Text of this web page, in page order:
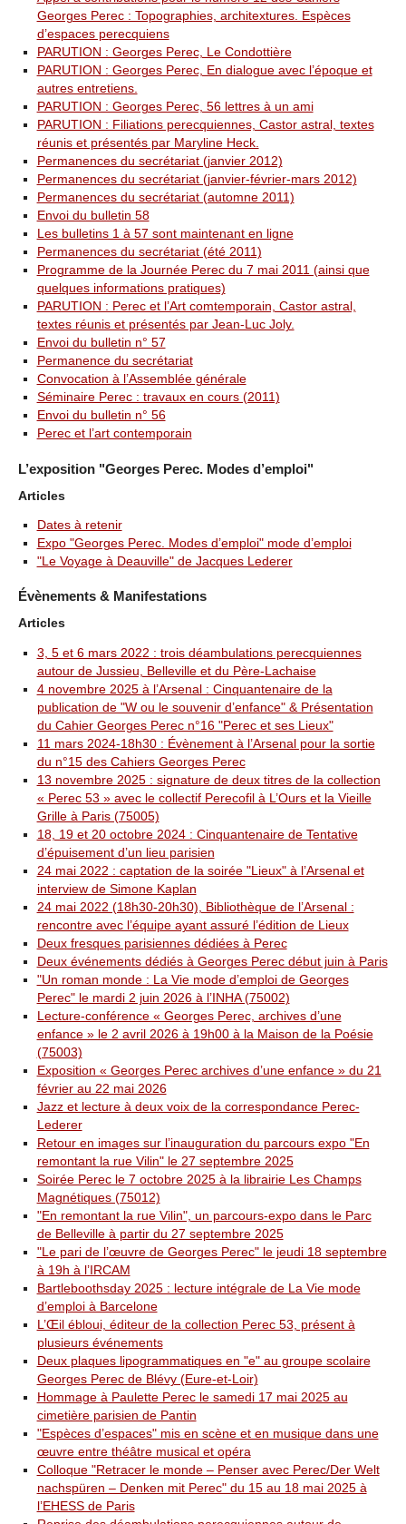
Georges Perec : Topographies, architextures. Espèces
d’espaces perecquiens
PARUTION : Georges Perec, Le Condottière
PARUTION : Georges Perec, En dialogue avec l’époque et
autres entretiens.
PARUTION : Georges Perec, 56 lettres à un ami
PARUTION : Filiations perecquiennes, Castor astral, textes
réunis et présentés par Maryline Heck.
Permanences du secrétariat (janvier 2012)
Permanences du secrétariat (janvier-février-mars 2012)
Permanences du secrétariat (automne 2011)
Envoi du bulletin 58
Les bulletins 1 à 57 sont maintenant en ligne
Permanences du secrétariat (été 2011)
Programme de la Journée Perec du 7 mai 2011 (ainsi que
quelques informations pratiques)
PARUTION : Perec et l’Art comtemporain, Castor astral,
textes réunis et présentés par Jean-Luc Joly.
Envoi du bulletin n° 57
Permanence du secrétariat
Convocation à l’Assemblée générale
Séminaire Perec : travaux en cours (2011)
Envoi du bulletin n° 56
Perec et l’art contemporain
L’exposition "Georges Perec. Modes d’emploi"
Articles
Dates à retenir
Expo "Georges Perec. Modes d’emploi" mode d’emploi
"Le Voyage à Deauville" de Jacques Lederer
Évènements & Manifestations
Articles
3, 5 et 6 mars 2022 : trois déambulations perecquiennes
autour de Jussieu, Belleville et du Père-Lachaise
4 novembre 2025 à l’Arsenal : Cinquantenaire de la
publication de "W ou le souvenir d’enfance" & Présentation
du Cahier Georges Perec n°16 "Perec et ses Lieux"
11 mars 2024-18h30 : Évènement à l’Arsenal pour la sortie
du n°15 des Cahiers Georges Perec
13 novembre 2025 : signature de deux titres de la collection
« Perec 53 » avec le collectif Perecofil à L’Ours et la Vieille
Grille à Paris (75005)
18, 19 et 20 octobre 2024 : Cinquantenaire de Tentative
d’épuisement d’un lieu parisien
24 mai 2022 : captation de la soirée "Lieux" à l’Arsenal et
interview de Simone Kaplan
24 mai 2022 (18h30-20h30), Bibliothèque de l’Arsenal :
rencontre avec l’équipe ayant assuré l’édition de Lieux
Deux fresques parisiennes dédiées à Perec
Deux événements dédiés à Georges Perec début juin à Paris
"Un roman monde : La Vie mode d’emploi de Georges
Perec" le mardi 2 juin 2026 à l’INHA (75002)
Lecture-conférence « Georges Perec, archives d’une
enfance » le 2 avril 2026 à 19h00 à la Maison de la Poésie
(75003)
Exposition « Georges Perec archives d’une enfance » du 21
février au 22 mai 2026
Jazz et lecture à deux voix de la correspondance Perec-
Lederer
Retour en images sur l’inauguration du parcours expo "En
remontant la rue Vilin" le 27 septembre 2025
Soirée Perec le 7 octobre 2025 à la librairie Les Champs
Magnétiques (75012)
"En remontant la rue Vilin", un parcours-expo dans le Parc
de Belleville à partir du 27 septembre 2025
"Le pari de l’œuvre de Georges Perec" le jeudi 18 septembre
à 19h à l’IRCAM
Bartleboothsday 2025 : lecture intégrale de La Vie mode
d’emploi à Barcelone
L’Œil ébloui, éditeur de la collection Perec 53, présent à
plusieurs événements
Deux plaques lipogrammatiques en "e" au groupe scolaire
Georges Perec de Blévy (Eure-et-Loir)
Hommage à Paulette Perec le samedi 17 mai 2025 au
cimetière parisien de Pantin
"Espèces d’espaces" mis en scène et en musique dans une
œuvre entre théâtre musical et opéra
Colloque "Retracer le monde – Penser avec Perec/Der Welt
nachspüren – Denken mit Perec" du 15 au 18 mai 2025 à
l’EHESS de Paris